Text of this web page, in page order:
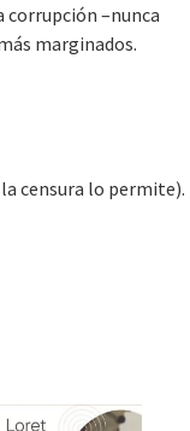
corrupción –nunca
marginados.
la censura lo permite).